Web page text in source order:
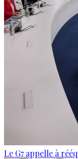
Le G7 appelle à